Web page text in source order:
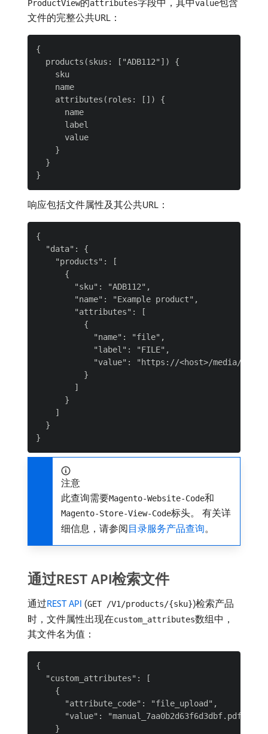
ProductView的attributes字段中，其中value包含
文件的完整公共URL：
{
  products(skus: ["ADB112"]) {
    sku
    name
    attributes(roles: []) {
      name
      label
      value
    }
  }
响应包括文件属性及其公共URL：
{
  "data": {
    "products": [
      {
        "sku": "ADB112",
        "name": "Example product",
        "attributes": [
          {
            "name": "file",
            "label": "FILE",
"value": "https://<host>/media/
          }
        ]
      }
    ]
  }
注意
此查询需要Magento-Website-Code和
Magento-Store-View-Code标头。 有关详
细信息，请参阅目录服务产品查询。
通过REST API检索文件
通过REST API (GET /V1/products/{sku})检索产品
时，文件属性出现在custom_attributes数组中，
其文件名为值：
{
  "custom_attributes": [
    {
      "attribute_code": "file_upload",
      "value": "manual_7aa0b2d63f6d3dbf.pdf"
    }